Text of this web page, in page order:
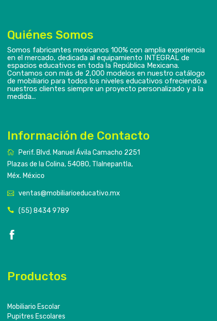
Quiénes Somos
Somos fabricantes mexicanos 100% con amplia experiencia
en el mercado, dedicada al equipamiento INTEGRAL de
espacios educativos en toda la República Mexicana.
Contamos con más de 2,000 modelos en nuestro catálogo
de mobiliario para todos los niveles educativos ofreciendo a
nuestros clientes siempre un proyecto personalizado y a la
medida...
Información de Contacto
Perif. Blvd. Manuel Ávila Camacho 2251
Plazas de la Colina, 54080, Tlalnepantla,
Méx. México
ventas@mobiliarioeducativo.mx
(55) 8434 9789
Productos
Mobiliario Escolar
Pupitres Escolares